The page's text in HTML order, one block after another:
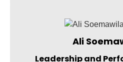
Ali
Leadership and